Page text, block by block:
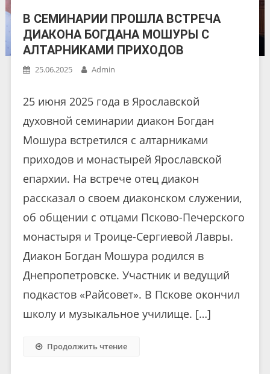
В СЕМИНАРИИ ПРОШЛА ВСТРЕЧА
ДИАКОНА БОГДАНА МОШУРЫ С
АЛТАРНИКАМИ ПРИХОДОВ
25.06.2025 Admin
25 июня 2025 года в Ярославской
духовной семинарии диакон Богдан
Мошура встретился с алтарниками
приходов и монастырей Ярославской
епархии. На встрече отец диакон
рассказал о своем диаконском служении,
об общении с отцами Псково-Печерского
монастыря и Троице-Сергиевой Лавры.
Диакон Богдан Мошура родился в
Днепропетровске. Участник и ведущий
подкастов «Райсовет». В Пскове окончил
школу и музыкальное училище. […]
Продолжить чтение